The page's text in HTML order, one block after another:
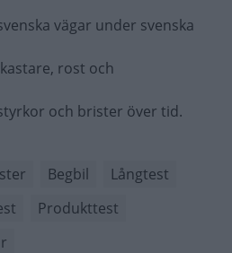
vägar under svenska
rost och
och brister över tid.
Begbil
Långtest
Produkttest